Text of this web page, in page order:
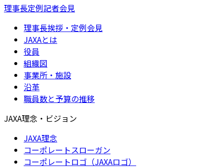
理事長定例記者会見
理事長挨拶・定例会見
JAXAとは
役員
組織図
事業所・施設
沿革
職員数と予算の推移
JAXA理念・ビジョン
JAXA理念
コーポレートスローガン
コーポレートロゴ（JAXAロゴ）